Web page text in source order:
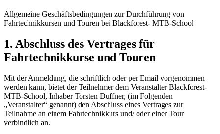
Allgemeine Geschäftsbedingungen zur Durchführung von
Fahrtechnikkursen und Touren bei Blackforest- MTB-School
1. Abschluss des Vertrages für
Fahrtechnikkurse und Touren
Mit der Anmeldung, die schriftlich oder per Email vorgenommen
werden kann, bietet der Teilnehmer dem Veranstalter Blackforest-
MTB-School, Inhaber Torsten Duffner, (im Folgenden
„Veranstalter“ genannt) den Abschluss eines Vertrages zur
Teilnahme an einem Fahrtechnikkurs und/ oder einer Tour
verbindlich an.